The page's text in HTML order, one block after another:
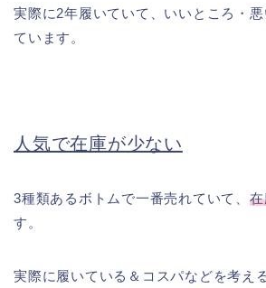
実際に2年履いていて、いいところ・
ています。
人気で在庫が少ない
3種類あるボトムで一番売れていて、
す。
実際に履いている＆コスパなどを考え